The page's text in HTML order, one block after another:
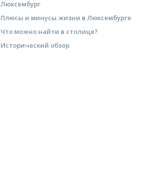
Люксембург
Плюсы и минусы жизни в Люксембурге
Что можно найти в столице?
Исторический обзор